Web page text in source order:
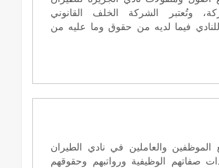
وتُعتبر الشركة الخلف القانوني
للنادي فيما لديه من حقوق وما عليه من
الموظفين والعاملين في نادي الطيران
صفاتهم الوظيفية ورواتبهم وحقوقهم